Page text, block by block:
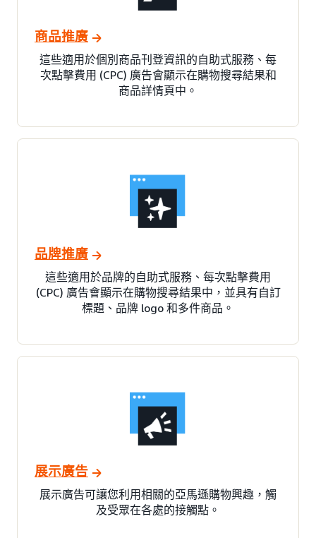
商品推廣
這些適用於個別商品刊登資訊的自助式服務、每
次點擊費用 (CPC) 廣告會顯示在購物搜尋結果和
商品詳情頁中。
品牌推廣
這些適用於品牌的自助式服務、每次點擊費用
(CPC) 廣告會顯示在購物搜尋結果中，並具有自訂
標題、品牌 logo 和多件商品。
展示廣告
展示廣告可讓您利用相關的亞馬遜購物興趣，觸
及受眾在各處的接觸點。